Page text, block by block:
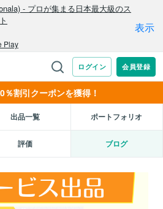
％割引クーポンを獲得！
出品一覧 ポートフォリオ
評価 ブログ